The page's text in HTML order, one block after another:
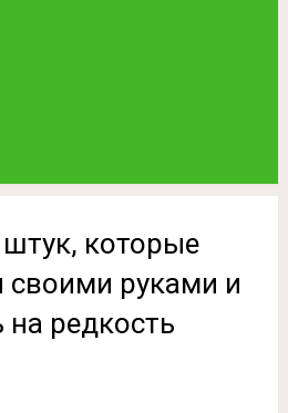
которые
руками и
на редкость